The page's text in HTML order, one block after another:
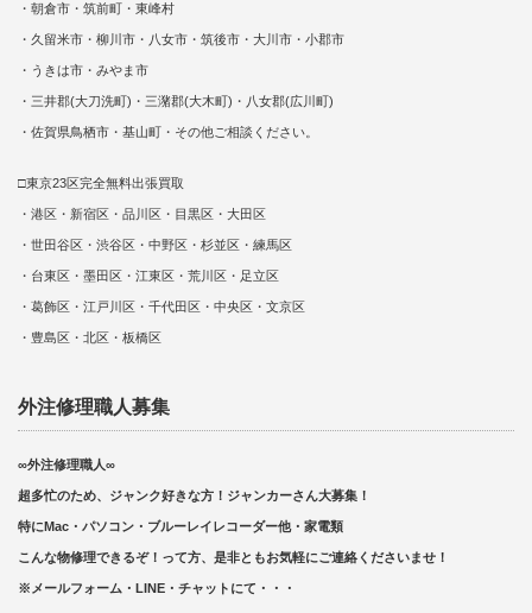
・朝倉市・筑前町・東峰村
・久留米市・柳川市・八女市・筑後市・大川市・小郡市
・うきは市・みやま市
・三井郡(大刀洗町)・三潴郡(大木町)・八女郡(広川町)
・佐賀県鳥栖市・基山町・その他ご相談ください。
□東京23区完全無料出張買取
・港区・新宿区・品川区・目黒区・大田区
・世田谷区・渋谷区・中野区・杉並区・練馬区
・台東区・墨田区・江東区・荒川区・足立区
・葛飾区・江戸川区・千代田区・中央区・文京区
・豊島区・北区・板橋区
外注修理職人募集
∞外注修理職人∞
超多忙のため、ジャンク好きな方！ジャンカーさん大募集！
特にMac・パソコン・ブルーレイレコーダー他・家電類
こんな物修理できるぞ！って方、是非ともお気軽にご連絡くださいませ！
※メールフォーム・LINE・チャットにて・・・